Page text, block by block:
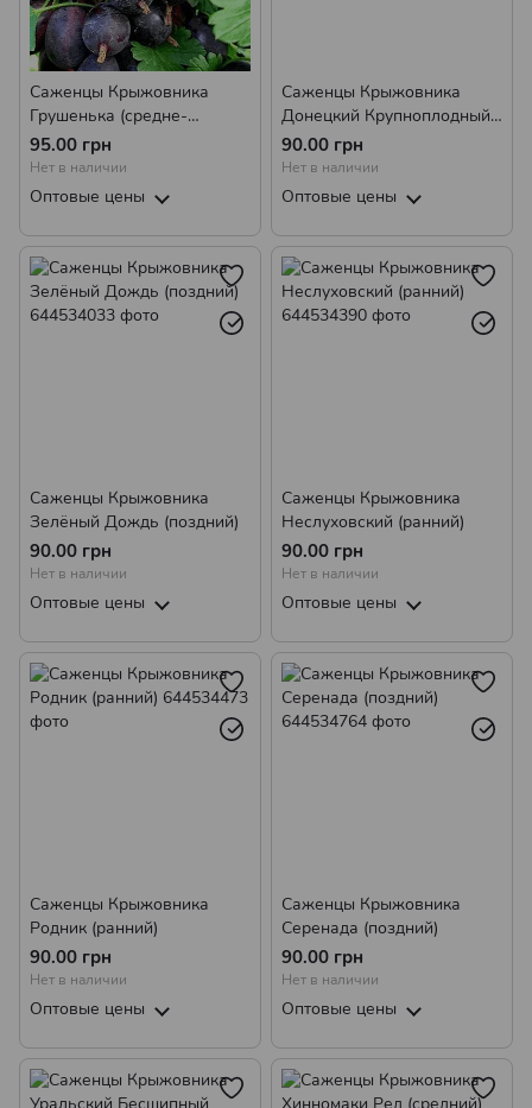
Саженцы Крыжовника
Грушенька (средне-
поздний)
95.00 грн
Нет в наличии
Оптовые цены
Саженцы Крыжовника
Донецкий Крупноплодный
(ранний)
90.00 грн
Нет в наличии
Оптовые цены
Саженцы Крыжовника
Зелёный Дождь (поздний)
90.00 грн
Нет в наличии
Оптовые цены
Саженцы Крыжовника
Неслуховский (ранний)
90.00 грн
Нет в наличии
Оптовые цены
Саженцы Крыжовника
Родник (ранний)
90.00 грн
Нет в наличии
Оптовые цены
Саженцы Крыжовника
Серенада (поздний)
90.00 грн
Нет в наличии
Оптовые цены